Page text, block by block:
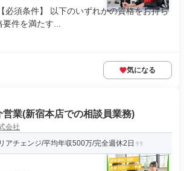
必須条件】 以下のいずれかの資格をお持ち
件を満たす...
気になる
業(新宿本店での相談員業務)
会社
アチェンジ/平均年収500万/完全週休2日